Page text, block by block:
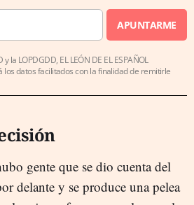
APUNTARME
la LOPDGDD, EL LEÓN DE EL ESPAÑOL
los datos facilitados con la finalidad de remitirle
gente que se dio cuenta del
delante y se produce una pelea